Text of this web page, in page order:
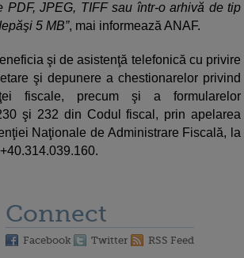
PDF, JPEG, TIFF sau într-o arhivă de tip
5 MB”, mai informează ANAF.
şi de asistenţă telefonică cu privire
şi depunere a chestionarelor privind
fiscale, precum şi a formularelor
şi 232 din Codul fiscal, prin apelarea
Naţionale de Administrare Fiscală, la
Connect
Facebook Twitter RSS Feed